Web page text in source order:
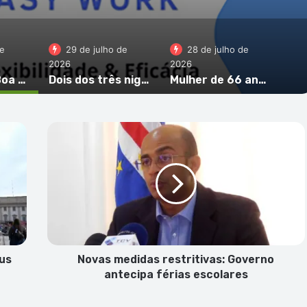
Morador da Boa Vista critica obras no “Campim ka Gadji” e pede esclarecimentos sobre venda de terreno
29 de julho de
2026
Dois dos três nigerianos detidos em operação antidroga em S. Vicente ficam presos preventivamente
28 de julho de
2026
Mulher de 66 anos em prisão preventiva por tráfico de droga na cidade da Praia
Novas medidas restritivas: Governo
antecipa férias escolares